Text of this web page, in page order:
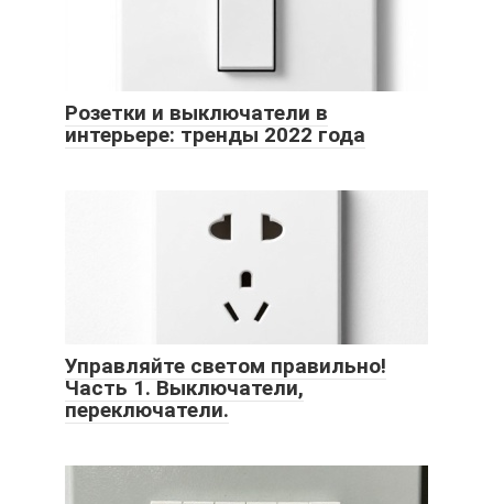
Розетки и выключатели в
интерьере: тренды 2022 года
Управляйте светом правильно!
Часть 1. Выключатели,
переключатели.